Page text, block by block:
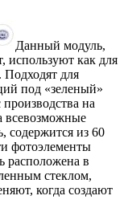
Данный модуль,
используют как для
для
под «зеленый»
на
всевозможные
содержится из 60
фотоэлементы
расположена в
стеклом,
когда создают